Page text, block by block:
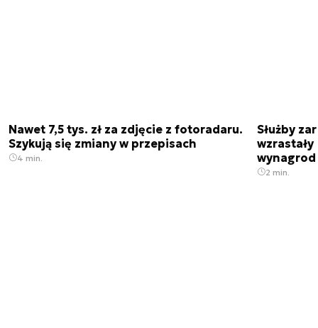
Nawet 7,5 tys. zł za zdjęcie z fotoradaru.
Szykują się zmiany w przepisach
4 min.
Służby
2 min.